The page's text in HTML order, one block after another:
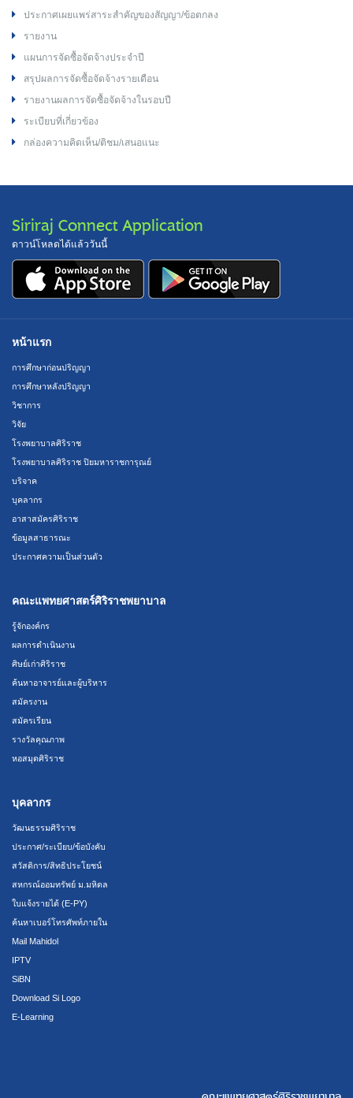
ประกาศเผยแพร่สาระสำคัญของสัญญา/ข้อตกลง
รายงาน
แผนการจัดซื้อจัดจ้างประจำปี
สรุปผลการจัดซื้อจัดจ้างรายเดือน
รายงานผลการจัดซื้อจัดจ้างในรอบปี
ระเบียบที่เกี่ยวข้อง
กล่องความคิดเห็น/ติชม/เสนอแนะ
Siriraj Connect Application
ดาวน์โหลดได้แล้ววันนี้
หน้าแรก
การศึกษาก่อนปริญญา
การศึกษาหลังปริญญา
วิชาการ
วิจัย
โรงพยาบาลศิริราช
โรงพยาบาลศิริราช ปิยมหาราชการุณย์
บริจาค
บุคลากร
อาสาสมัครศิริราช
ข้อมูลสาธารณะ
ประกาศความเป็นส่วนตัว
คณะแพทยศาสตร์ศิริราชพยาบาล
รู้จักองค์กร
ผลการดำเนินงาน
ศิษย์เก่าศิริราช
ค้นหาอาจารย์และผู้บริหาร
สมัครงาน
สมัครเรียน
รางวัลคุณภาพ
หอสมุดศิริราช
บุคลากร
วัฒนธรรมศิริราช
ประกาศ/ระเบียบ/ข้อบังคับ
สวัสดิการ/สิทธิประโยชน์
สหกรณ์ออมทรัพย์ ม.มหิดล
ใบแจ้งรายได้ (E-PY)
ค้นหาเบอร์โทรศัพท์ภายใน
Mail Mahidol
IPTV
SiBN
Download Si Logo
E-Learning